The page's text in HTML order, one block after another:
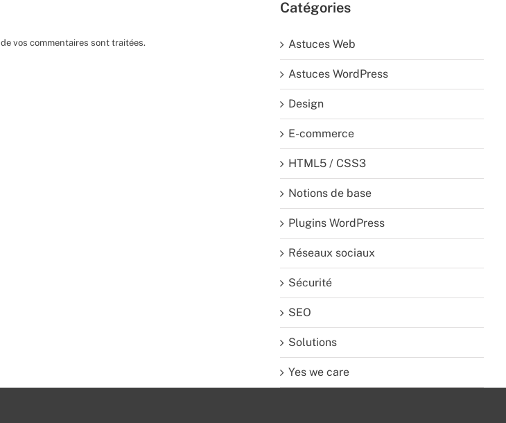
vos commentaires sont traitées.
Catégories
Astuces Web
Astuces WordPress
Design
E-commerce
HTML5 / CSS3
Notions de base
Plugins WordPress
Réseaux sociaux
Sécurité
SEO
Solutions
Yes we care